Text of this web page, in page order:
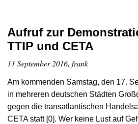
Aufruf zur
TTIP und CETA
11 September 2016, frank
Am kommenden Samstag, den 17.
in mehreren deutschen Städten
gegen die transatlantischen
CETA statt [0]. Wer keine Lust auf